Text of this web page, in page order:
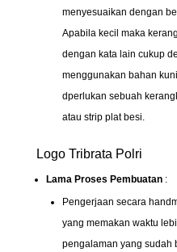
menyesuaikan dengan
Apabila kecil maka
dengan kata lain cukup
menggunakan bahan
dperlukan sebuah
atau strip plat besi.
Logo Tribrata Polri
Lama Proses Pembuatan:
Pengerjaan secara
yang memakan waktu
pengalaman yang sudah